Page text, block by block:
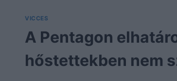
VICCES
A Pentagon
hőstettekben nem